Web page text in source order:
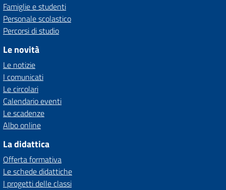
Famiglie e studenti
Personale scolastico
Percorsi di studio
Le novità
Le notizie
I comunicati
Le circolari
Calendario eventi
Le scadenze
Albo online
La didattica
Offerta formativa
Le schede didattiche
I progetti delle classi